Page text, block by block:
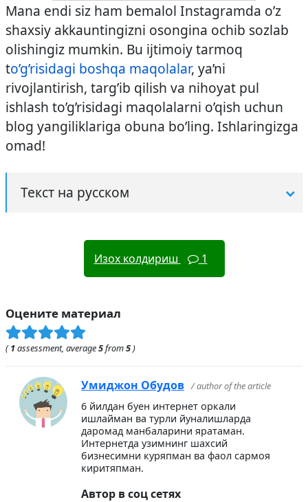
Mana endi siz ham bemalol Instagramda o’z
shaxsiy akkauntingizni osongina ochib sozlab
olishingiz mumkin. Bu ijtimoiy tarmoq
to’g’risidagi boshqa maqolalar, ya’ni
rivojlantirish, targ’ib qilish va nihoyat pul
ishlash to’g’risidagi maqolalarni o’qish uchun
blog yangiliklariga obuna bo’ling. Ishlaringizga
omad!
Текст на русском
Изох колдириш 1
Оцените материал
(1assessment, average5from5)
Умиджон Обудов / author of the article
6 йилдан буен интернет оркали
ишлайман ва турли йуналишларда
даромад манбаларини яратаман.
Интернетда узимнинг шахсий
бизнесимни куряпман ва фаол сармоя
киритяпман.
Автор в соц сетях